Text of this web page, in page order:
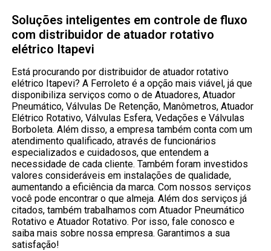
Soluções inteligentes em controle de fluxo
com distribuidor de atuador rotativo
elétrico Itapevi
Está procurando por distribuidor de atuador rotativo
elétrico Itapevi? A Ferroleto é a opção mais viável, já que
disponibiliza serviços como o de Atuadores, Atuador
Pneumático, Válvulas De Retenção, Manômetros, Atuador
Elétrico Rotativo, Válvulas Esfera, Vedações e Válvulas
Borboleta. Além disso, a empresa também conta com um
atendimento qualificado, através de funcionários
especializados e cuidadosos, que entendem a
necessidade de cada cliente. Também foram investidos
valores consideráveis em instalações de qualidade,
aumentando a eficiência da marca. Com nossos serviços
você pode encontrar o que almeja. Além dos serviços já
citados, também trabalhamos com Atuador Pneumático
Rotativo e Atuador Rotativo. Por isso, fale conosco e
saiba mais sobre nossa empresa. Garantimos a sua
satisfação!